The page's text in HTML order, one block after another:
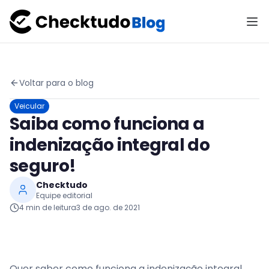
Voltar para o blog
Veicular
Saiba como funciona a
indenização integral do
seguro!
Checktudo
Equipe editorial
4 min de leitura3 de ago. de 2021